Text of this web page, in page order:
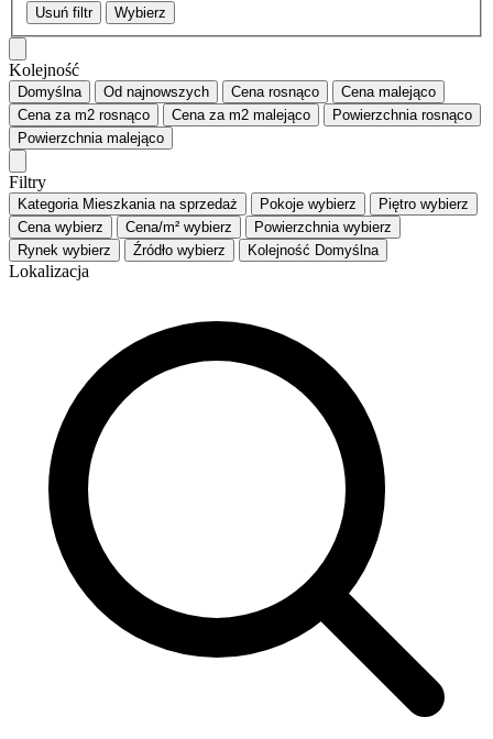
Usuń filtr Wybierz
Kolejność
Domyślna Od najnowszych Cena rosnąco Cena malejąco
Cena za m2 rosnąco Cena za m2 malejąco Powierzchnia rosnąco
Powierzchnia malejąco
Filtry
Kategoria Mieszkania na sprzedaż Pokoje wybierz Piętro wybierz
Cena wybierz Cena/m² wybierz Powierzchnia wybierz
Rynek wybierz Źródło wybierz Kolejność Domyślna
Lokalizacja